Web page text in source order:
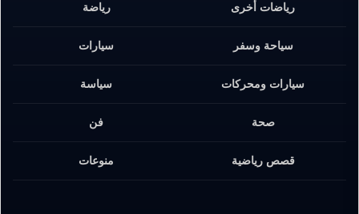
رياضات أخرى رياضة
سياحة وسفر سيارات
سيارات ومحركات سياسة
صحة فن
قصص رياضية منوعات